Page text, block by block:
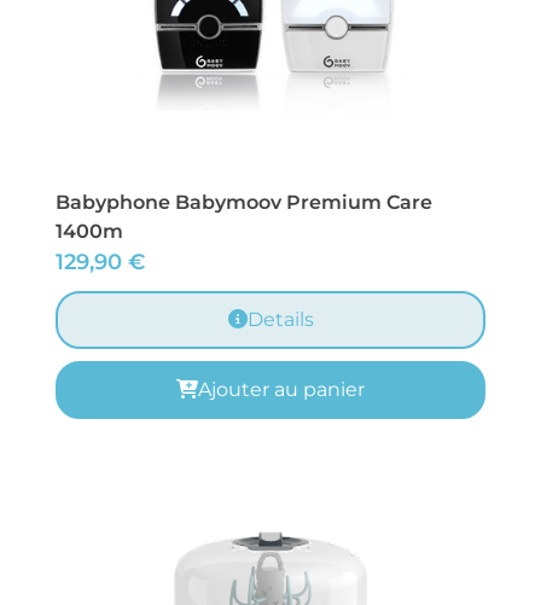
Babyphone Babymoov Premium Care
1400m
129,90 €
Details
Ajouter au panier